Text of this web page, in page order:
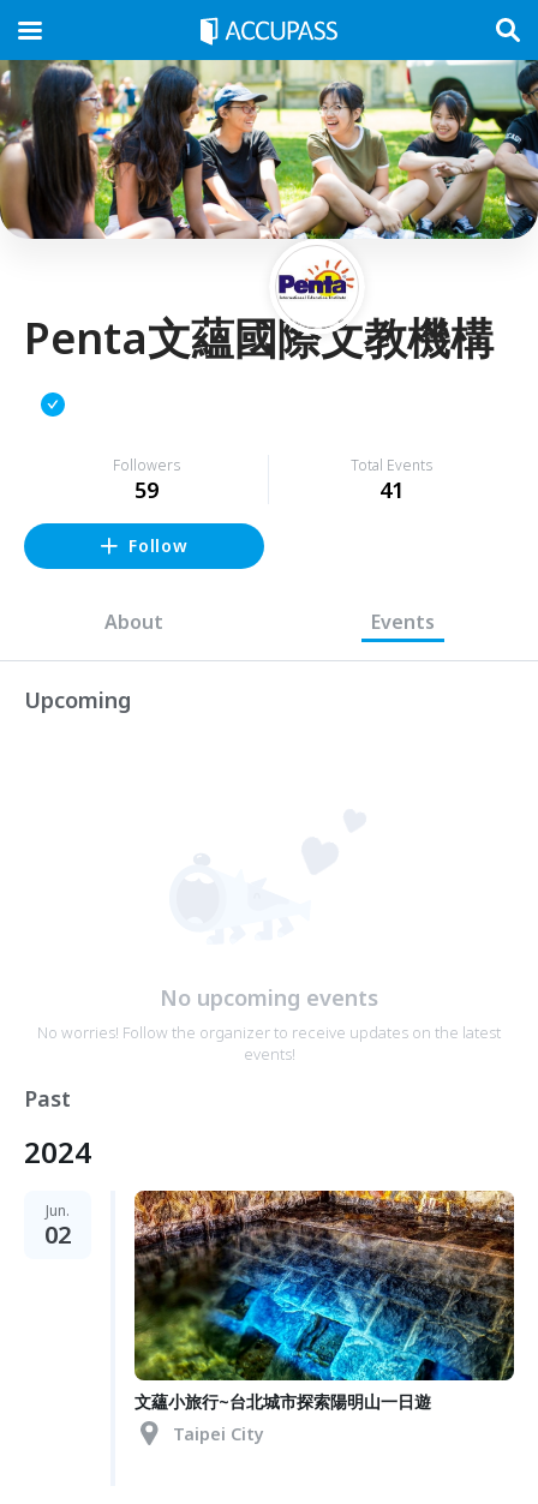
Penta文蘊國際文教機構
Followers
59
Total Events
41
Follow
About Events
Upcoming
No upcoming events
No worries! Follow the organizer to receive updates on the latest
events!
Past
2024
Jun.
02
文蘊小旅行~台北城市探索陽明山一日遊
Taipei City